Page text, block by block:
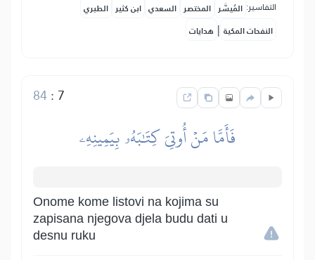
التفاسير: المُيسَّر المختصر السعدي ابن كثير الطبري
النفحات المكية | هدايات
7
:
84
فَأَمَّا مَنۡ أُوتِيَ كِتَٰبَهُۥ بِيَمِينِهِۦ
Onome kome listovi na kojima su
zapisana njegova djela budu dati u
desnu ruku